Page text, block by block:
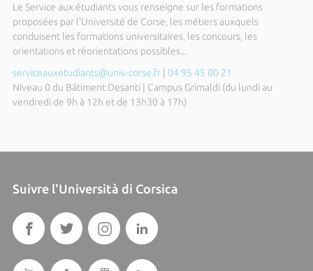
Le Service aux étudiants vous renseigne sur les formations
proposées par l'Université de Corse, les métiers auxquels
conduisent les formations universitaires, les concours, les
orientations et réorientations possibles...
serviceauxetudiants@univ-corse.fr| 04 95 45 00 21
Niveau 0 du Bâtiment Desanti | Campus Grimaldi (du lundi au
vendredi de 9h à 12h et de 13h30 à 17h)
Suivre l'Università di Corsica